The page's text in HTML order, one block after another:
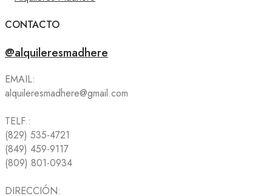
CONTACTO
@alquileresmadhere
EMAIL:
alquileresmadhere@gmail.com
TELF.:
(829) 535-4721
(849) 459-9117
(809) 801-0934
DIRECCIÓN: